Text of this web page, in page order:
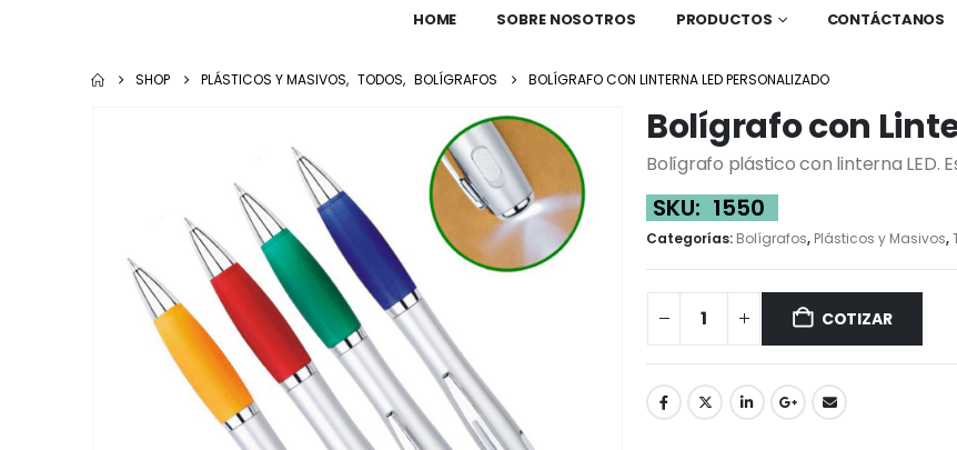
HOME SOBRE NOSOTROS PRODUCTOS CONTÁCTANOS
SHOP PLÁSTICOS Y MASIVOS, TODOS, BOLÍGRAFOS BOLÍGRAFO CON LINTERNA LED PERSONALIZADO
Bolígrafo con
Bolígrafo plástico con linterna LED.
SKU: 1550
Categorías: Bolígrafos, Plásticos y Masivos,
COTIZAR